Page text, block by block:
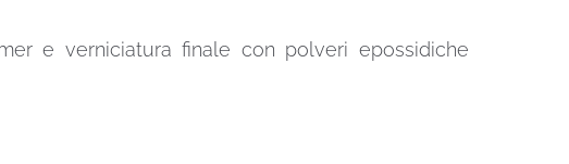
e verniciatura finale con polveri epossidiche